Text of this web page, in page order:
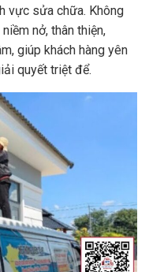
vực sửa chữa. Không
nở, thân thiện,
giúp khách hàng yên
quyết triệt để.